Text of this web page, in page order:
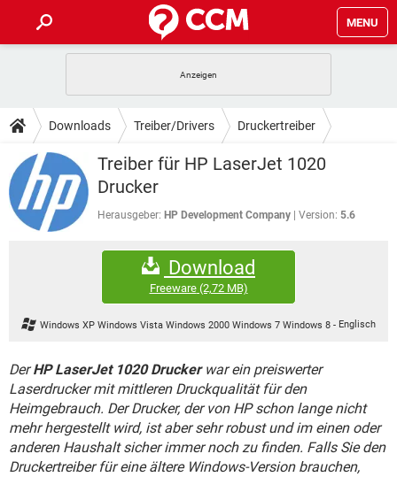
MENU
ANDROID IOS
WINDOWS 10 INSTAGRAM
WHATSAPP
FACEBOOK HARDWARE
TIPPS & TRICKS
SPIELE STREAMING
ANDROID
WINDOWS 10
HARDWARE
DOWNLOADS
SPIELE
ANDROID IOS
INSTAGRAM
TIKTOK
FORUM
IOS
INSTAGRAM
WHATSAPP TIKTOK
STREAMING
WHATSAPP TIKTOK
FACEBOOK HARDWARE
Downloads Treiber/Drivers Druckertreiber
Treiber für HP LaserJet 1020
Drucker
Herausgeber: HP Development Company Version: 5.6
Download
Freeware(2,72 MB)
Windows XP Windows Vista Windows 2000 Windows 7 Windows 8 - Englisch
DerHP LaserJet 1020 Druckerwar ein preiswerter
Laserdrucker mit mittleren Druckqualität für den
Heimgebrauch. Der Drucker, der von HP schon lange nicht
mehr hergestellt wird, ist aber sehr robust und im einen oder
anderen Haushalt sicher immer noch zu finden. Falls Sie den
Druckertreiber für eine ältere Windows-Version brauchen,